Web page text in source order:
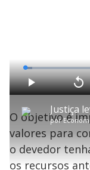
por
P V
a
r
0
e
g
n
L
o
a
d
e
3
.
8
3
%
O objetivo é
valores para
o devedor
os recursos